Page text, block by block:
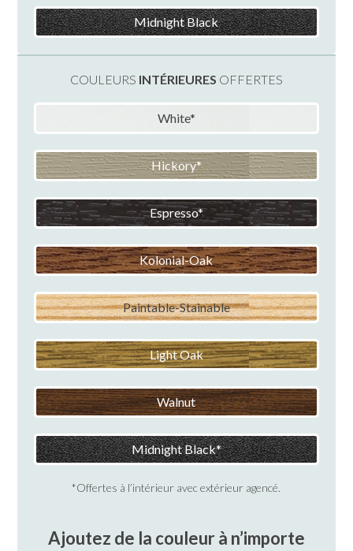
Midnight Black
COULEURS INTÉRIEURES OFFERTES
White
Hickory
Espresso
Kolonial-Oak
Paintable-Stainable
Light Oak
Walnut
Midnight Black
*Offertes à l’intérieur avec extérieur agencé.
Ajoutez de la couleur à n’importe